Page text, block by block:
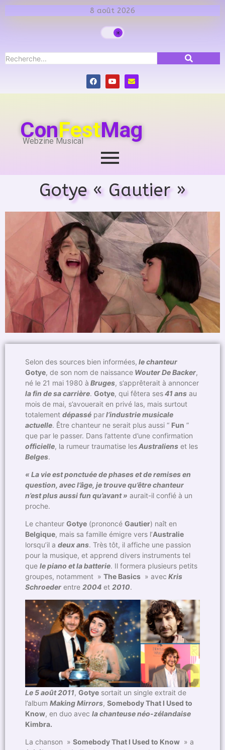
8 août 2026
ConFestMag
Webzine Musical
Gotye « Gautier »
Selon des sources bien informées, le chanteur
Gotye, de son nom de naissance Wouter De Backer,
né le 21 mai 1980 à Bruges, s’apprêterait à annoncer
la fin de sa carrière. Gotye, qui fêtera ses41 ans au
mois de mai, s’avouerait en privé las, mais surtout
totalement dépassé parl’industrie musicale
actuelle. Être chanteur ne serait plus aussi “ Fun ”
que par le passer. Dans l’attente d’une confirmation
officielle, la rumeur traumatise lesAustraliens et les
Belges.
« La vie est ponctuée de phases et de remises en
question, avec l’âge, je trouve qu’être chanteur
n’est plus aussi fun qu’avant » aurait-il confié à un
proche.
Le chanteur Gotye (prononcé Gautier) naît en
Belgique, mais sa famille émigre vers l’Australie
lorsqu’il a deux ans. Très tôt, il affiche une passion
pour la musique, et apprend divers instruments tel
que le piano et la batterie. Il formera plusieurs petits
groupes, notamment » The Basics » avec Kris
Schroeder entre 2004 et 2010.
Le 5 août 2011, Gotye sortait un single extrait de
l’album Making Mirrors, Somebody That I Used to
Know, en duo avec la chanteuse néo-zélandaise
Kimbra.
La chanson » Somebody That I Used to Know » a